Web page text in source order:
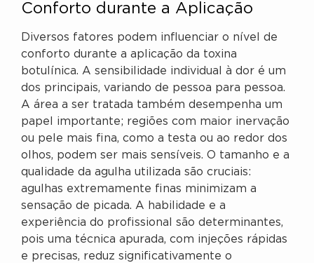
Conforto durante a Aplicação
Diversos fatores podem influenciar o nível de
conforto durante a aplicação da toxina
botulínica. A sensibilidade individual à dor é um
dos principais, variando de pessoa para pessoa.
A área a ser tratada também desempenha um
papel importante; regiões com maior inervação
ou pele mais fina, como a testa ou ao redor dos
olhos, podem ser mais sensíveis. O tamanho e a
qualidade da agulha utilizada são cruciais:
agulhas extremamente finas minimizam a
sensação de picada. A habilidade e a
experiência do profissional são determinantes,
pois uma técnica apurada, com injeções rápidas
e precisas, reduz significativamente o